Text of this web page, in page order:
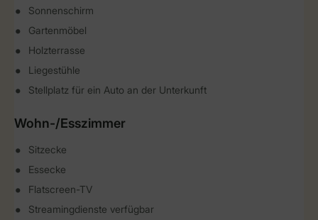
Sonnenschirm
Gartenmöbel
Holzterrasse
Liegestühle
Stellplatz für ein Auto an der Unterkunft
Wohn-/Esszimmer
Sitzecke
Essecke
Flatscreen-TV
Streamingdienste verfügbar